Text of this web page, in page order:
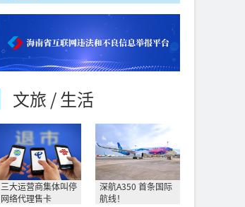
文旅 / 生活
三大运营商集体叫停
网络代理售卡
深航A350 首条国际
航线！